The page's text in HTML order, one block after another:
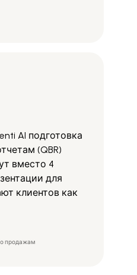
AI подготовка
(QBR)
вместо 4
для
клиентов как
продажам